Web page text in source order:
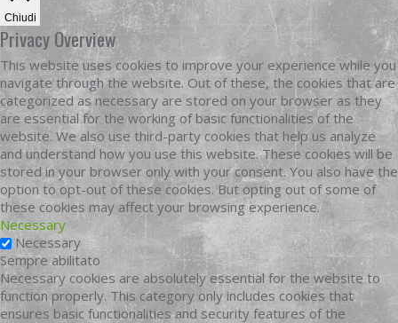
Chiudi
Privacy Overview
This website uses cookies to improve your experience while you
navigate through the website. Out of these, the cookies that are
categorized as necessary are stored on your browser as they
are essential for the working of basic functionalities of the
website. We also use third-party cookies that help us analyze
and understand how you use this website. These cookies will be
stored in your browser only with your consent. You also have the
option to opt-out of these cookies. But opting out of some of
these cookies may affect your browsing experience.
Necessary
Necessary
Sempre abilitato
Necessary cookies are absolutely essential for the website to
function properly. This category only includes cookies that
ensures basic functionalities and security features of the